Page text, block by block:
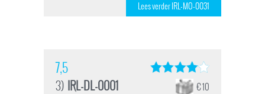
Lees verder IRL-MO-0031
7,5
3) IRL-DL-0001 € 10